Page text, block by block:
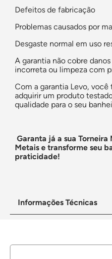
Defeitos de fabricação
Problemas causados por
Desgaste normal em uso
A garantia não cobre
incorreta ou limpeza com
Com a garantia Levo, você
adquirir um produto
qualidade para o seu
Garanta já a sua Torneira
Metais e transforme seu
praticidade!
Informações Técnicas